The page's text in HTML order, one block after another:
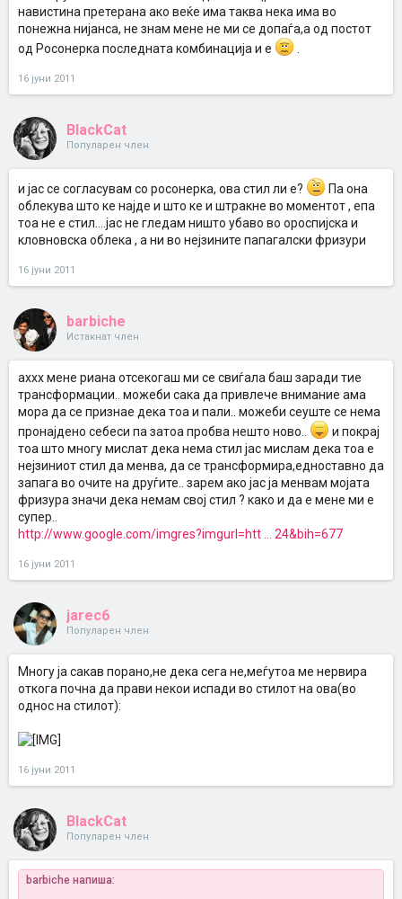
навистина претерана ако веќе има таква нека има во
понежна нијанса, не знам мене не ми се допаѓа,а од постот
од Росонерка последната комбинација и е
.
16 јуни 2011
BlackCat
Популарен член
и јас се согласувам со росонерка, ова стил ли е?
Па она
облекува што ке најде и што ке и штракне во моментот , епа
тоа не е стил....јас не гледам ништо убаво во ороспијска и
кловновска облека , а ни во нејзините папагалски фризури
16 јуни 2011
barbiche
Истакнат член
аххх мене риана отсекогаш ми се свиѓала баш заради тие
трансформации.. можеби сака да привлече внимание ама
мора да се признае дека тоа и пали.. можеби сеуште се нема
пронајдено себеси па затоа пробва нешто ново..
и покрај
тоа што многу мислат дека нема стил јас мислам дека тоа е
нејзиниот стил да менва, да се трансформира,едноставно да
запага во очите на друѓите.. зарем ако јас ја менвам мојата
фризура значи дека немам свој стил ? како и да е мене ми е
супер..
http://www.google.com/imgres?imgurl=htt ... 24&bih=677
16 јуни 2011
jarec6
Популарен член
Многу ја сакав порано,не дека сега не,меѓутоа ме нервира
откога почна да прави некои испади во стилот на ова(во
однос на стилот):
16 јуни 2011
BlackCat
Популарен член
barbiche напиша: